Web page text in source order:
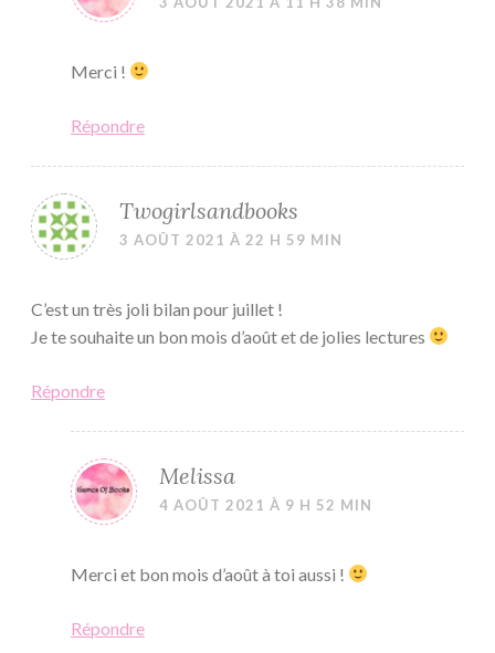
Merci !
Répondre
Twogirlsandbooks
3 AOÛT 2021 À 22 H 59 MIN
C’est un très joli bilan pour juillet !
Je te souhaite un bon mois d’août et de jolies lectures
Répondre
Melissa
4 AOÛT 2021 À 9 H 52 MIN
Merci et bon mois d’août à toi aussi !
Répondre